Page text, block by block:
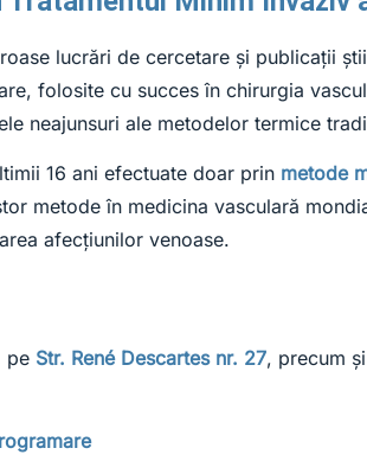
lucrări de cercetare și publicații
folosite cu succes în chirurgia
neajunsuri ale metodelor termice
16 ani efectuate doar prin metode
metode în medicina vasculară
afecțiunilor venoase.
pe Str. René Descartes nr. 27, precum